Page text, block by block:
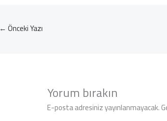
← Önceki Yazı
Yorum bırakın
E-posta adresiniz yayınlanmayacak.